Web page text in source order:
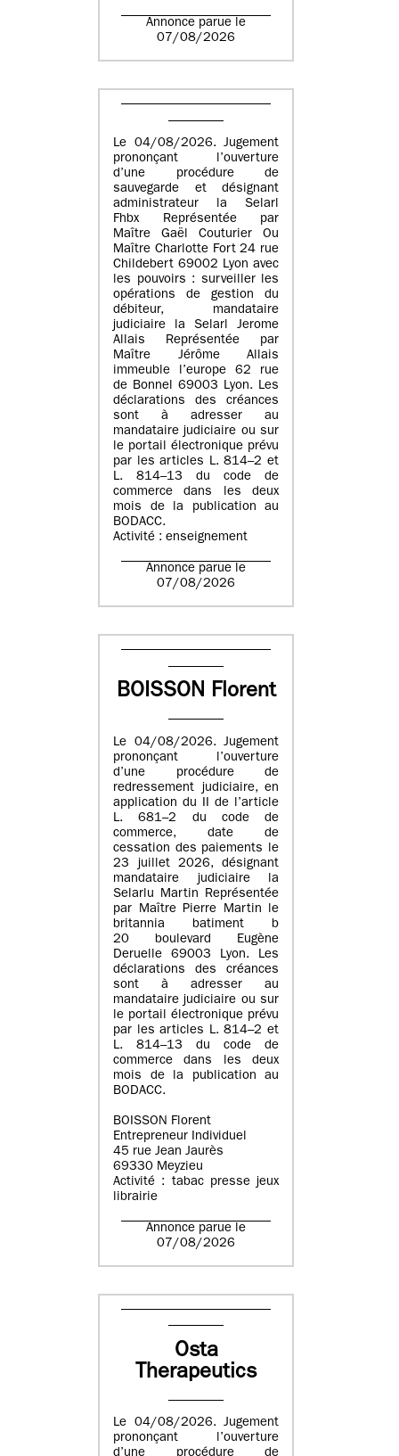
Annonce parue le
07/08/2026
Le 04/08/2026. Jugement
prononçant l’ouverture
d’une procédure de
sauvegarde et désignant
administrateur la Selarl
Fhbx Représentée par
Maître Gaël Couturier Ou
Maître Charlotte Fort 24 rue
Childebert 69002 Lyon avec
les pouvoirs : surveiller les
opérations de gestion du
débiteur, mandataire
judiciaire la Selarl Jerome
Allais Représentée par
Maître Jérôme Allais
immeuble l’europe 62 rue
de Bonnel 69003 Lyon. Les
déclarations des créances
sont à adresser au
mandataire judiciaire ou sur
le portail électronique prévu
par les articles L. 814–2 et
L. 814–13 du code de
commerce dans les deux
mois de la publication au
BODACC.
Activité : enseignement
Annonce parue le
07/08/2026
BOISSON Florent
Le 04/08/2026. Jugement
prononçant l’ouverture
d’une procédure de
redressement judiciaire, en
application du II de l’article
L. 681–2 du code de
commerce, date de
cessation des paiements le
23 juillet 2026, désignant
mandataire judiciaire la
Selarlu Martin Représentée
par Maître Pierre Martin le
britannia batiment b
20 boulevard Eugène
Deruelle 69003 Lyon. Les
déclarations des créances
sont à adresser au
mandataire judiciaire ou sur
le portail électronique prévu
par les articles L. 814–2 et
L. 814–13 du code de
commerce dans les deux
mois de la publication au
BODACC.
BOISSON Florent
Entrepreneur Individuel
45 rue Jean Jaurès
69330 Meyzieu
Activité : tabac presse jeux
librairie
Annonce parue le
07/08/2026
Osta
Therapeutics
Le 04/08/2026. Jugement
prononçant l’ouverture